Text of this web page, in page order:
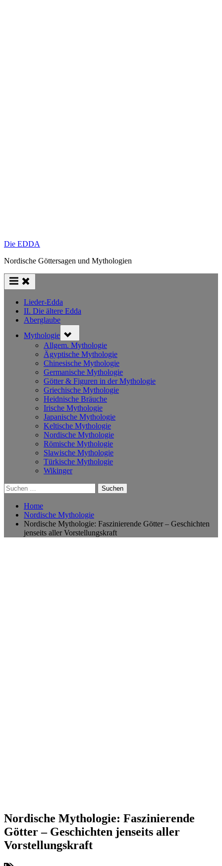
Die EDDA
Nordische Göttersagen und Mythologien
Lieder-Edda
II. Die ältere Edda
Aberglaube
Mythologie sub-
menu
Allgem. Mythologie
Ägyptische Mythologie
Chinesische Mythologie
Germanische Mythologie
Götter & Figuren in der Mythologie
Griechische Mythologie
Heidnische Bräuche
Irische Mythologie
Japanische Mythologie
Keltische Mythologie
Nordische Mythologie
Römische Mythologie
Slawische Mythologie
Türkische Mythologie
Wikinger
Suchen
nach:
Home
Nordische Mythologie
Nordische Mythologie: Faszinierende Götter – Geschichten
jenseits aller Vorstellungskraft
Nordische Mythologie: Faszinierende
Götter – Geschichten jenseits aller
Vorstellungskraft